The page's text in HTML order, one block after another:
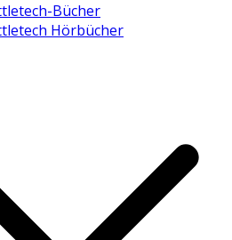
Bücher
Hörbücher